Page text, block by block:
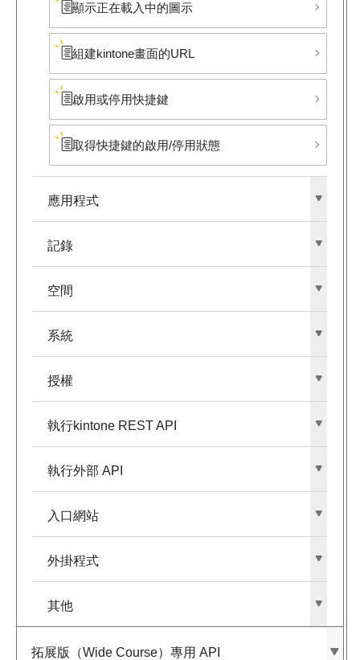
顯示正在載入中的圖示
組建kintone畫面的URL
啟用或停用快捷鍵
取得快捷鍵的啟用/停用狀態
應用程式
記錄
空間
系統
授權
執行kintone REST API
執行外部​ API
入口網站
外掛程式
其他
拓展版​（Wide Course）​專用 API